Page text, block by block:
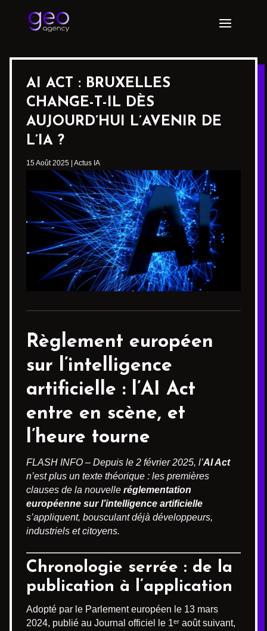
AI ACT : BRUXELLES
CHANGE-T-IL DÈS
AUJOURD’HUI L’AVENIR DE
L’IA ?
15 Août 2025 Actus IA
Règlement européen
sur l’intelligence
artificielle : l’AI Act
entre en scène, et
l’heure tourne
FLASH INFO – Depuis le 2 février 2025, l’AI Act
n’est plus un texte théorique : les premières
clauses de la nouvelle réglementation
européenne sur l’intelligence artificielle
s’appliquent, bousculant déjà développeurs,
industriels et citoyens.
Chronologie serrée : de la
publication à l’application
Adopté par le Parlement européen le 13 mars
2024, publié au Journal officiel le 1ᵉʳ août suivant,